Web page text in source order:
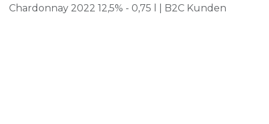
Chardonnay 2022 12,5% - 0,75 l | B2C Kunden